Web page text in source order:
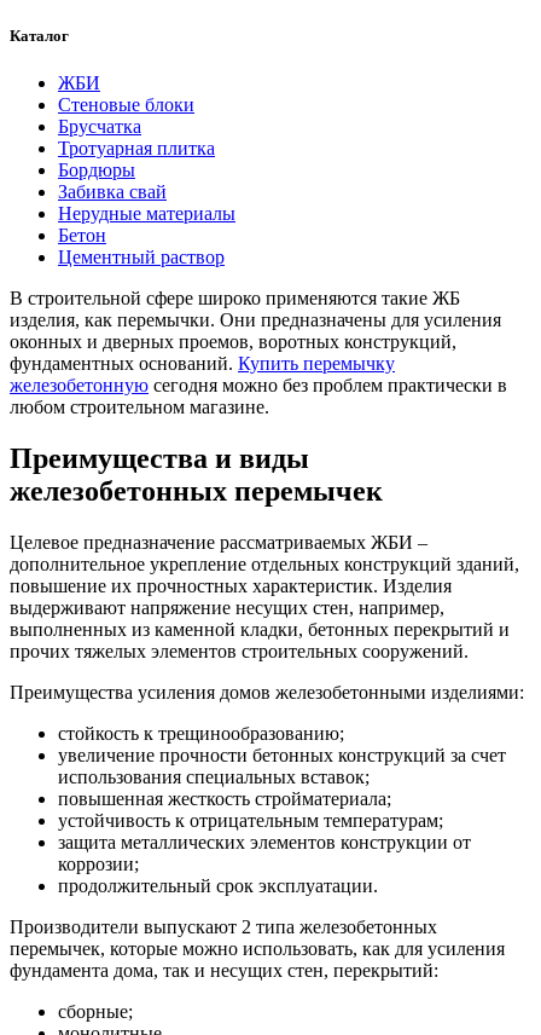
Каталог
ЖБИ
Стеновые блоки
Брусчатка
Тротуарная плитка
Бордюры
Забивка свай
Нерудные материалы
Бетон
Цементный раствор
В строительной сфере широко применяются такие ЖБ
изделия, как перемычки. Они предназначены для усиления
оконных и дверных проемов, воротных конструкций,
фундаментных оснований. Купить перемычку
железобетонную сегодня можно без проблем практически в
любом строительном магазине.
Преимущества и виды
железобетонных перемычек
Целевое предназначение рассматриваемых ЖБИ –
дополнительное укрепление отдельных конструкций зданий,
повышение их прочностных характеристик. Изделия
выдерживают напряжение несущих стен, например,
выполненных из каменной кладки, бетонных перекрытий и
прочих тяжелых элементов строительных сооружений.
Преимущества усиления домов железобетонными изделиями:
стойкость к трещинообразованию;
увеличение прочности бетонных конструкций за счет
использования специальных вставок;
повышенная жесткость стройматериала;
устойчивость к отрицательным температурам;
защита металлических элементов конструкции от
коррозии;
продолжительный срок эксплуатации.
Производители выпускают 2 типа железобетонных
перемычек, которые можно использовать, как для усиления
фундамента дома, так и несущих стен, перекрытий:
сборные;